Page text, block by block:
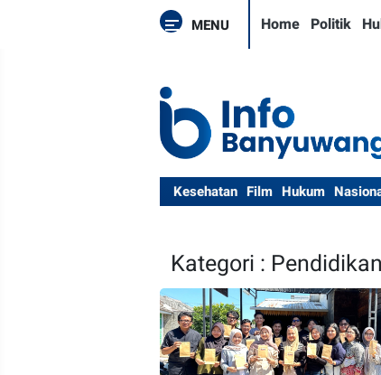
MENU Home Politik
Kesehatan Film Hukum
Kategori : Pendidikan